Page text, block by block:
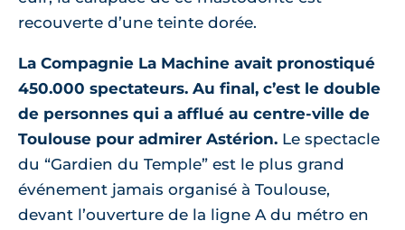
recouverte d’une teinte dorée.
La Compagnie La Machine avait pronostiqué
450.000 spectateurs. Au final, c’est le double
de personnes qui a afflué au centre-ville de
Toulouse pour admirer Astérion. Le spectacle
du “Gardien du Temple” est le plus grand
événement jamais organisé à Toulouse,
devant l’ouverture de la ligne A du métro en